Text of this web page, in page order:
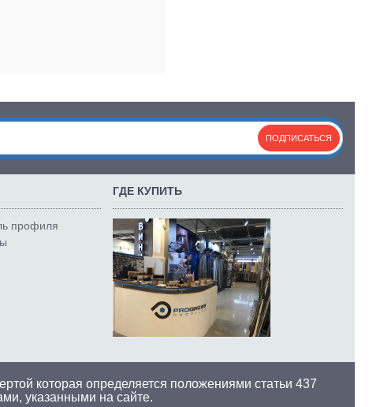
ПОДПИСАТЬСЯ
профиля
ГДЕ КУПИТЬ
которая определяется положениями статьи 437
, указанными на сайте.